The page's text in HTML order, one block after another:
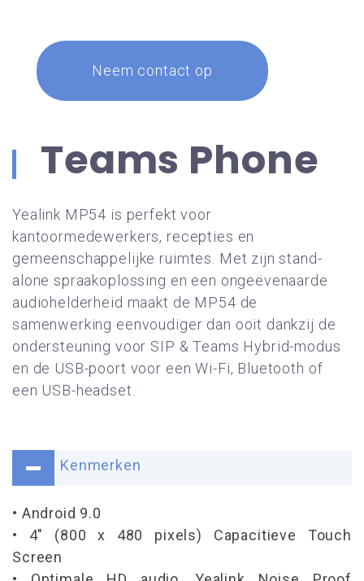
Neem contact op
Teams Phone
Yealink MP54 is perfekt voor
kantoormedewerkers, recepties en
gemeenschappelijke ruimtes. Met zijn stand-
alone spraakoplossing en een ongeëvenaarde
audiohelderheid maakt de MP54 de
samenwerking eenvoudiger dan ooit dankzij de
ondersteuning voor SIP & Teams Hybrid-modus
en de USB-poort voor een Wi-Fi, Bluetooth of
een USB-headset.
Kenmerken
• Android 9.0
• 4" (800 x 480 pixels) Capacitieve Touch
Screen